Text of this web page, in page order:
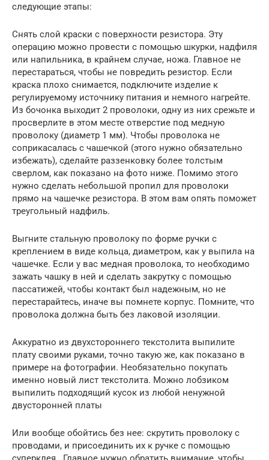
следующие этапы:
Снять слой краски с поверхности резистора. Эту
операцию можно провести с помощью шкурки, надфиля
или напильника, в крайнем случае, ножа. Главное не
перестараться, чтобы не повредить резистор. Если
краска плохо снимается, подключите изделие к
регулируемому источнику питания и немного нагрейте.
Из бочонка выходит 2 проволоки, одну из них срежьте и
просверлите в этом месте отверстие под медную
проволоку (диаметр 1 мм). Чтобы проволока не
соприкасалась с чашечкой (этого нужно обязательно
избежать), сделайте раззенковку более толстым
сверлом, как показано на фото ниже. Помимо этого
нужно сделать небольшой пропил для проволоки
прямо на чашечке резистора. В этом вам опять поможет
треугольный надфиль.
Выгните стальную проволоку по форме ручки с
креплением в виде кольца, диаметром, как у выпила на
чашечке. Если у вас медная проволока, то необходимо
зажать чашку в ней и сделать закрутку с помощью
пассатижей, чтобы контакт был надежным, но не
перестарайтесь, иначе вы помнете корпус. Помните, что
проволока должна быть без лаковой изоляции.
Аккуратно из двухстороннего текстолита выпилите
плату своими руками, точно такую же, как показано в
примере на фотографии. Необязательно покупать
именно новый лист текстолита. Можно лобзиком
выпилить подходящий кусок из любой ненужной
двусторонней платы
Или вообще обойтись без нее: скрутить проволоку с
проводами, и присоединить их к ручке с помощью